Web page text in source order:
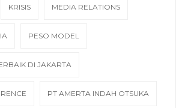
KRISIS MEDIA RELATIONS
PESO MODEL
DI JAKARTA
PT AMERTA INDAH OTSUKA